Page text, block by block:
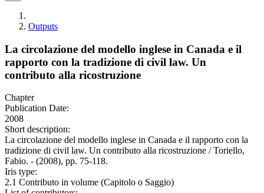
Outputs
La circolazione del modello inglese in Canada e il
rapporto con la tradizione di civil law. Un
contributo alla ricostruzione
Chapter
Publication Date:
2008
Short description:
La circolazione del modello inglese in Canada e il rapporto con la
tradizione di civil law. Un contributo alla ricostruzione / Toriello,
Fabio. - (2008), pp. 75-118.
Iris type:
2.1 Contributo in volume (Capitolo o Saggio)